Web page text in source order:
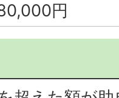
円